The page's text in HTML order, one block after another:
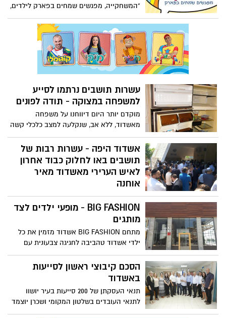
"המשחקייה, מפגשים שמחים בפארק לילדים,
אשר תפעל בכל שבוע, בימים א', ג', ב-16
פארקים בעיר. האירועים ב ח י נ ם!
עשרות תושבים נרתמו לסייע
למשפחה במצוקה - תודה לפונים
מוקדם יותר היום דיווחנו על משפחה
מאשדוד, ללא אב, שנקלעה למצב כלכלי קשה
מאוד. הבן הגדול במשפחה חייל בשירות
צבאי. בבית המשפחה אין אוכל או ריהוט ראוי
ותושבים טובים מתארגנים לסייע במעט
למשפחה. בעקבות הכתבה התקבלו עשרות
פניות לסיוע למשפחה. תודה לכל הפונים
אשדוד היפה - עשרות רבות של
תושבים באו לחלוק כבוד אחרון
לאיש הערירי מאשדוד מאיר
אוחנה
המנוח לא השאיר זרע אחריו, ותושבי אשדוד
שלא הכירו אותו הגיעו לתת לו כבוד אחרון
וללוות אותו בדרכו האחרונה.
BIG FASHION - מופעי ילדים לצד
מותגים
מתחם BIG FASHION אשדוד מזמין את כל
ילדי אשדוד טהביבה לחגיגה צבעונית עם
הצגות ומופעים לילדים.
הסכם קיבוצי ראשון לסייעות
באשדוד
תנאי העסקתן של 200 סייעות בעיר יושוו
לתנאי העובדים בשלטון המקומי ושכרן יוצמד
להסכמי המסגרת בשירות הציבורי. עוד